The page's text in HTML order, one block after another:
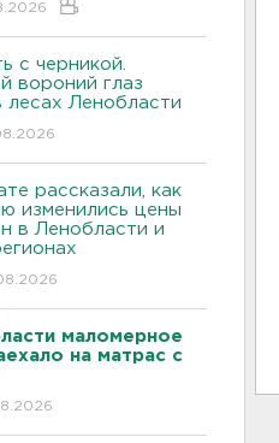
с черникой.
вороний глаз
лесах Ленобласти
рассказали, как
изменились цены
в Ленобласти и
маломерное
на матрас с